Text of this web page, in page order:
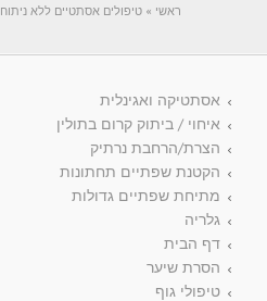
ראשי » טיפולים אסתטיים ללא ניתוח
אסתטיקה ואגינלית
איחוי / ביתוק קרום בתולין
הצרת/הרחבת נרתיק
הקטנת שפתיים תחתונות
מתיחת שפתיים גדולות
גלריה
דף הבית
הסרת שיער
טיפולי גוף